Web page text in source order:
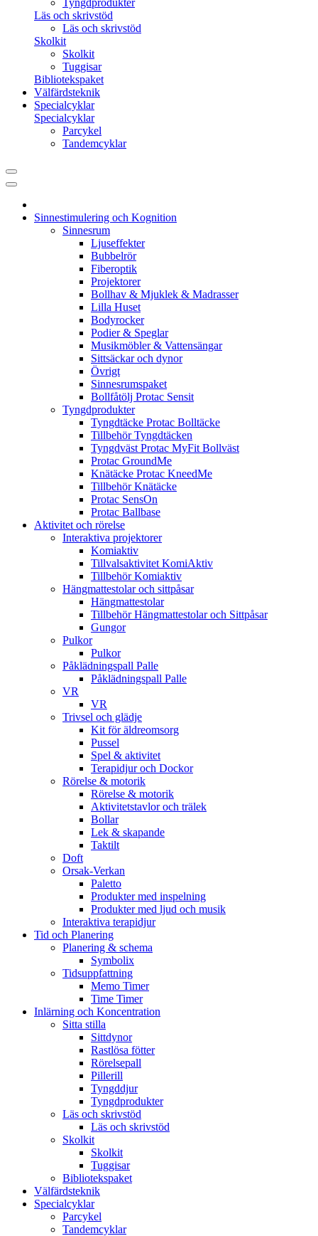
Läs och skrivstöd
Läs och skrivstöd
Skolkit
Skolkit
Tuggisar
Bibliotekspaket
Välfärdsteknik
Specialcyklar
Specialcyklar
Parcykel
Tandemcyklar
Sinnestimulering och Kognition
Sinnesrum
Ljuseffekter
Bubbelrör
Fiberoptik
Projektorer
Bollhav & Mjuklek & Madrasser
Lilla Huset
Bodyrocker
Podier & Speglar
Musikmöbler & Vattensängar
Sittsäckar och dynor
Övrigt
Sinnesrumspaket
Bollfåtölj Protac Sensit
Tyngdprodukter
Tyngdtäcke Protac Bolltäcke
Tillbehör Tyngdtäcken
Tyngdväst Protac MyFit Bollväst
Protac GroundMe
Knätäcke Protac KneedMe
Tillbehör Knätäcke
Protac SensOn
Protac Ballbase
Aktivitet och rörelse
Interaktiva projektorer
Komiaktiv
Tillvalsaktivitet KomiAktiv
Tillbehör Komiaktiv
Hängmattestolar och sittpåsar
Hängmattestolar
Tillbehör Hängmattestolar och Sittpåsar
Gungor
Pulkor
Pulkor
Påklädningspall Palle
Påklädningspall Palle
VR
VR
Trivsel och glädje
Kit för äldreomsorg
Pussel
Spel & aktivitet
Terapidjur och Dockor
Rörelse & motorik
Rörelse & motorik
Aktivitetstavlor och trälek
Bollar
Lek & skapande
Taktilt
Doft
Orsak-Verkan
Paletto
Produkter med inspelning
Produkter med ljud och musik
Interaktiva terapidjur
Tid och Planering
Planering & schema
Symbolix
Tidsuppfattning
Memo Timer
Time Timer
Inlärning och Koncentration
Sitta stilla
Sittdynor
Rastlösa fötter
Rörelsepall
Pillerill
Tyngddjur
Tyngdprodukter
Läs och skrivstöd
Läs och skrivstöd
Skolkit
Skolkit
Tuggisar
Bibliotekspaket
Välfärdsteknik
Specialcyklar
Parcykel
Tandemcyklar